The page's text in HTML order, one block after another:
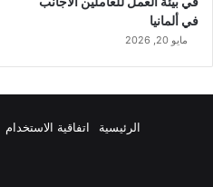
في ألمانيا
مايو 20, 2026
الرئيسية اتفاقية الاستخدام